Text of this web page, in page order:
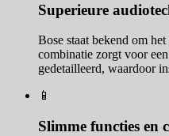
Superieure
Bose staat bekend om
combinatie zorgt voor
gedetailleerd, waardoor
📱
Slimme functies en